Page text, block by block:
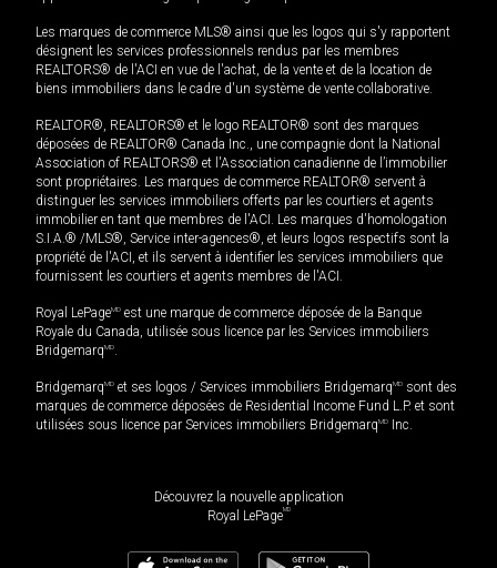
Les marques de commerce MLS® ainsi que les logos qui s'y rapportent
désignent les services professionnels rendus par les membres
REALTORS® de l'ACI en vue de l'achat, de la vente et de la location de
biens immobiliers dans le cadre d'un système de vente collaborative.
REALTOR®, REALTORS® et le logo REALTOR® sont des marques
déposées de REALTOR® Canada Inc., une compagnie dont la National
Association of REALTORS® et l'Association canadienne de l’immobilier
sont propriétaires. Les marques de commerce REALTOR® servent à
distinguer les services immobiliers offerts par les courtiers et agents
immobilier en tant que membres de l'ACI. Les marques d'homologation
S.I.A.® /MLS®, Service inter-agences®, et leurs logos respectifs sont la
propriété de l'ACI, et ils servent à identifier les services immobiliers que
fournissent les courtiers et agents membres de l'ACI.
Royal LePageMD est une marque de commerce déposée de la Banque
Royale du Canada, utilisée sous licence par les Services immobiliers
BridgemarqMD.
BridgemarqMD et ses logos / Services immobiliers BridgemarqMD sont des
marques de commerce déposées de Residential Income Fund L.P. et sont
utilisées sous licence par Services immobiliers BridgemarqMD Inc.
Découvrez la nouvelle application
Royal LePageMD